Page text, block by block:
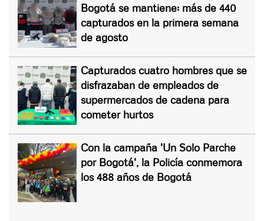
Bogotá se mantiene: más de 440
capturados en la primera semana
de agosto
Capturados cuatro hombres que se
disfrazaban de empleados de
supermercados de cadena para
cometer hurtos
Con la campaña 'Un Solo Parche
por Bogotá', la Policía conmemora
los 488 años de Bogotá